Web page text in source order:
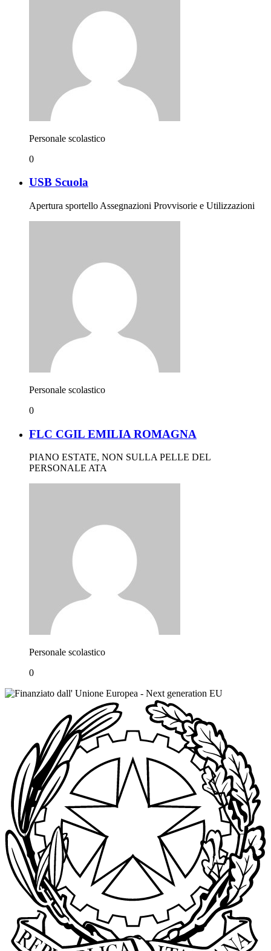
Personale scolastico
0
USB Scuola
Apertura sportello Assegnazioni Provvisorie e Utilizzazioni
Personale scolastico
0
FLC CGIL EMILIA ROMAGNA
PIANO ESTATE, NON SULLA PELLE DEL
PERSONALE ATA
Personale scolastico
0